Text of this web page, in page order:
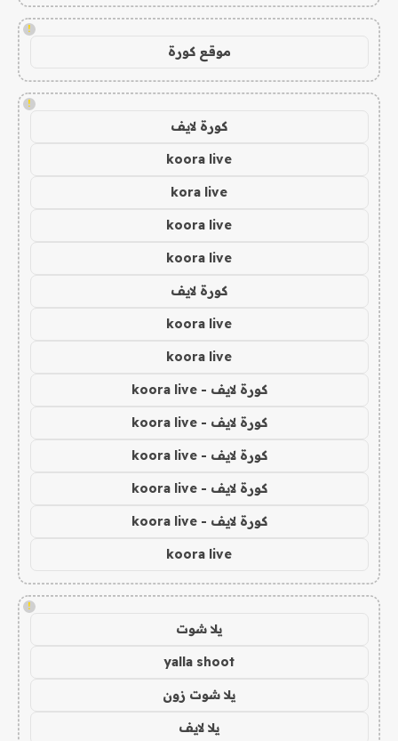
!
موقع كورة
!
كورة لايف
koora live
kora live
koora live
koora live
كورة لايف
koora live
koora live
كورة لايف - koora live
كورة لايف - koora live
كورة لايف - koora live
كورة لايف - koora live
كورة لايف - koora live
koora live
!
يلا شوت
yalla shoot
يلا شوت زون
يلا لايف